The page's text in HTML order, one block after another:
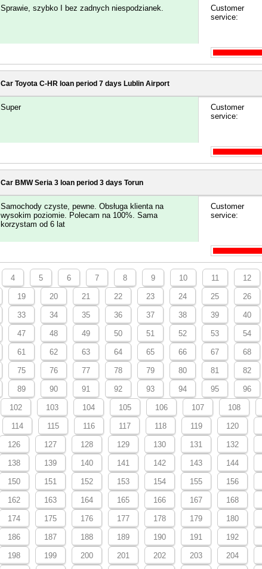
Sprawie, szybko I bez zadnych niespodzianek.
Customer
service:
Car Toyota C-HR loan period 7 days Lublin Airport
Super
Customer
service:
Car BMW Seria 3 loan period 3 days Torun
Samochody czyste, pewne. Obsługa klienta na
wysokim poziomie. Polecam na 100%. Sama
korzystam od 6 lat
Customer
service:
4 5 6 7 8 9 10 11 12
19 20 21 22 23 24 25 26
33 34 35 36 37 38 39 40
47 48 49 50 51 52 53 54
61 62 63 64 65 66 67 68
75 76 77 78 79 80 81 82
89 90 91 92 93 94 95 96
102 103 104 105 106 107 108
114 115 116 117 118 119 120
126 127 128 129 130 131 132
138 139 140 141 142 143 144
150 151 152 153 154 155 156
162 163 164 165 166 167 168
174 175 176 177 178 179 180
186 187 188 189 190 191 192
198 199 200 201 202 203 204